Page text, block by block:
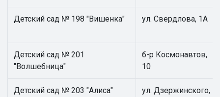
Детский сад № 198 "Вишенка" ул. Свердлова, 1А
Детский сад № 201
"Волшебница"
б-р Космонавтов,
10
Детский сад № 203 "Алиса"
ул. Дзержинского,